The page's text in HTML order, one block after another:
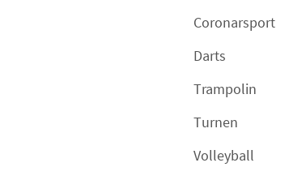
Coronarsport
Darts
Trampolin
Turnen
Volleyball